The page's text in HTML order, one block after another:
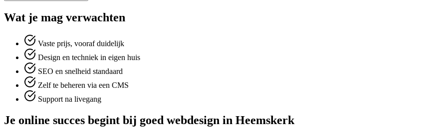
Wat je mag verwachten
Vaste prijs, vooraf duidelijk
Design en techniek in eigen huis
SEO en snelheid standaard
Zelf te beheren via een CMS
Support na livegang
Je online succes begint bij goed webdesign in Heemskerk